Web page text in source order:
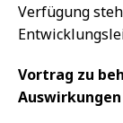
Verfügung
Vortrag zu